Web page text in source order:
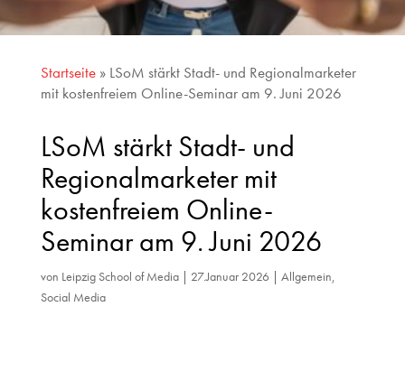
Startseite» LSoM stärkt Stadt- und Regionalmarketer
mit kostenfreiem Online-Seminar am 9. Juni 2026
LSoM stärkt Stadt- und
Regionalmarketer mit
kostenfreiem Online-
Seminar am 9. Juni 2026
von Leipzig School of Media| 27.Januar 2026 | Allgemein,
Social Media